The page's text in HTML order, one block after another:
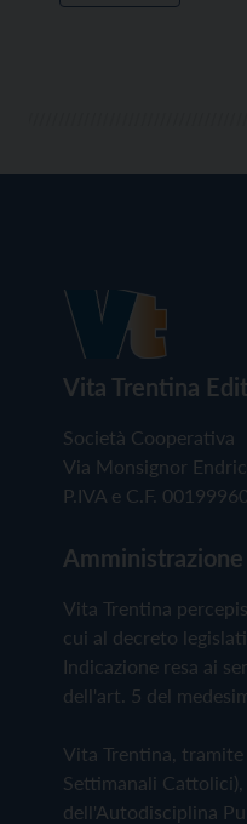
Vita Trentina
Società Cooperativa
Via Monsignor
P.IVA e C.F.
Vita Trentina
cui al decreto
Indicazione resa ai
dell'art. 5 del
Vita Trentina, tramite
Settimanali
dell'Autodisciplina